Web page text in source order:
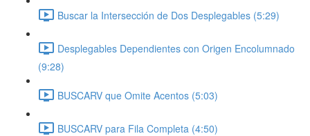
Buscar la Intersección de Dos Desplegables (5:29)
Desplegables Dependientes con Origen Encolumnado
(9:28)
BUSCARV que Omite Acentos (5:03)
BUSCARV para Fila Completa (4:50)